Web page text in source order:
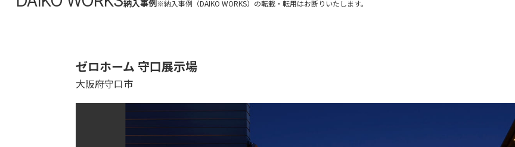
納入事例※納入事例（DAIKO WORKS）の転載・転用はお断りいたします。
ゼロホーム 守口展示場
大阪府守口市